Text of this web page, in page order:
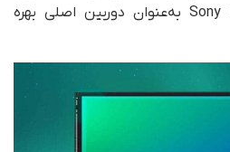
دوربین از حسگر Sony LYT-808 به‌عنوان دوربین اصلی بهره